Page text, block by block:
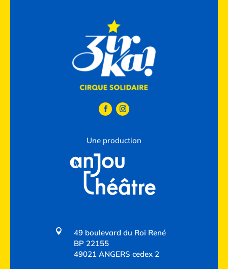
Une production

49 boulevard du Roi René
BP 22155
49021 ANGERS cedex 2